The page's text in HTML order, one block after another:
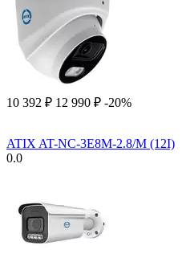
10 392 ₽ 12 990 ₽ -20%
ATIX AT-NC-3E8M-2.8/M (12I)
0.0